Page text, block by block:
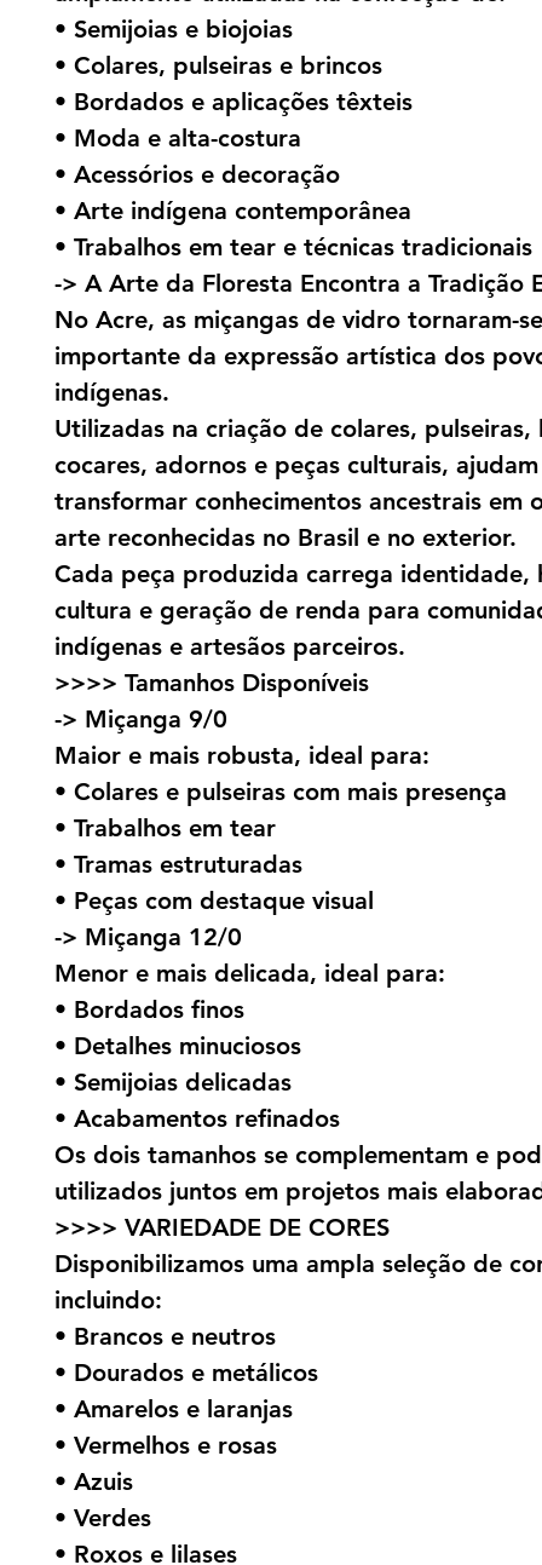
• Semijoias e biojoias
• Colares, pulseiras e brincos
• Bordados e aplicações têxteis
• Moda e alta-costura
• Acessórios e decoração
• Arte indígena contemporânea
• Trabalhos em tear e técnicas tradicionais
-> A Arte da Floresta Encontra a Tradição
No Acre, as miçangas de vidro tornaram-
importante da expressão artística dos
indígenas.
Utilizadas na criação de colares, pulseiras,
cocares, adornos e peças culturais,
transformar conhecimentos ancestrais em
arte reconhecidas no Brasil e no exterior.
Cada peça produzida carrega identidade,
cultura e geração de renda para
indígenas e artesãos parceiros.
>>>> Tamanhos Disponíveis
-> Miçanga 9/0
Maior e mais robusta, ideal para:
• Colares e pulseiras com mais presença
• Trabalhos em tear
• Tramas estruturadas
• Peças com destaque visual
-> Miçanga 12/0
Menor e mais delicada, ideal para:
• Bordados finos
• Detalhes minuciosos
• Semijoias delicadas
• Acabamentos refinados
Os dois tamanhos se complementam e
utilizados juntos em projetos mais
>>>> VARIEDADE DE CORES
Disponibilizamos uma ampla seleção de
incluindo:
• Brancos e neutros
• Dourados e metálicos
• Amarelos e laranjas
• Vermelhos e rosas
• Azuis
• Verdes
• Roxos e lilases